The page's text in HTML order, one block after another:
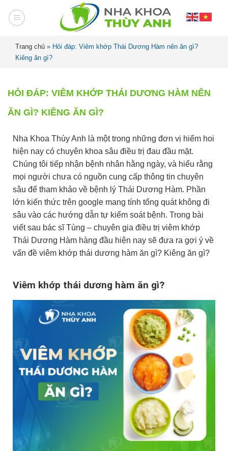
Trang chủ » Hỏi đáp: Viêm khớp Thái Dương Hàm nên ăn gì?
Kiêng ăn gì?
HỎI ĐÁP: VIÊM KHỚP THÁI DƯƠNG HÀM NÊN
ĂN GÌ? KIÊNG ĂN GÌ?
Nha Khoa Thùy Anh là một trong những đơn vị hiếm hoi
hiện nay có chuyên khoa sâu điều trị đau đầu mặt.
Chúng tôi tiếp nhận bệnh nhân hằng ngày, và hiểu rằng
mọi người chưa có nguồn cung cấp thông tin chuyên
sâu để tham khảo về bệnh lý Thái Dương Hàm. Phần
lớn kiến thức trên google mang tính tổng quát không đi
sâu vào các hướng dẫn tự kiểm soát bệnh. Trong bài
viết sau bác sĩ Tùng – chuyên gia điều trị viêm khớp
Thái Dương Hàm hàng đầu hiện nay sẽ đưa ra gợi ý về
vấn đề viêm khớp thái dương hàm ăn gì? Kiêng ăn gì?
Viêm khớp thái dương hàm ăn gì?